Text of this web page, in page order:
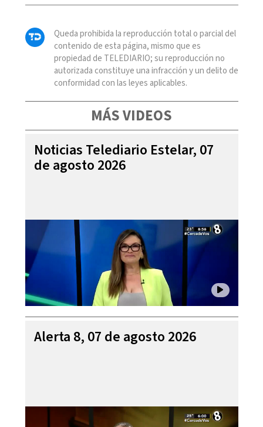
Queda prohibida la reproducción total o parcial del
contenido de esta página, mismo que es
propiedad de TELEDIARIO; su reproducción no
autorizada constituye una infracción y un delito de
conformidad con las leyes aplicables.
MÁS VIDEOS
Noticias Telediario Estelar, 07
de agosto 2026
Alerta 8, 07 de agosto 2026